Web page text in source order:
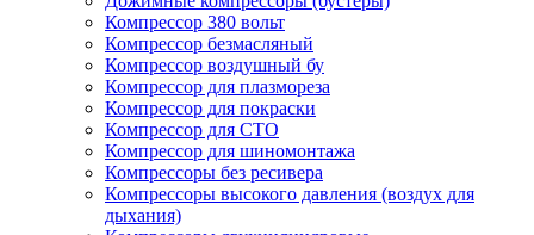
Компрессор 380 вольт
Компрессор безмасляный
Компрессор воздушный бу
Компрессор для плазмореза
Компрессор для покраски
Компрессор для СТО
Компрессор для шиномонтажа
Компрессоры без ресивера
Компрессоры высокого давления (воздух для
дыхания)